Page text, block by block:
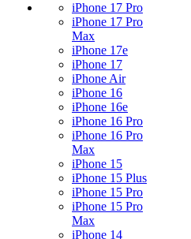
iPhone 17 Pro
iPhone 17 Pro
Max
iPhone 17e
iPhone 17
iPhone Air
iPhone 16
iPhone 16e
iPhone 16 Pro
iPhone 16 Pro
Max
iPhone 15
iPhone 15 Plus
iPhone 15 Pro
iPhone 15 Pro
Max
iPhone 14